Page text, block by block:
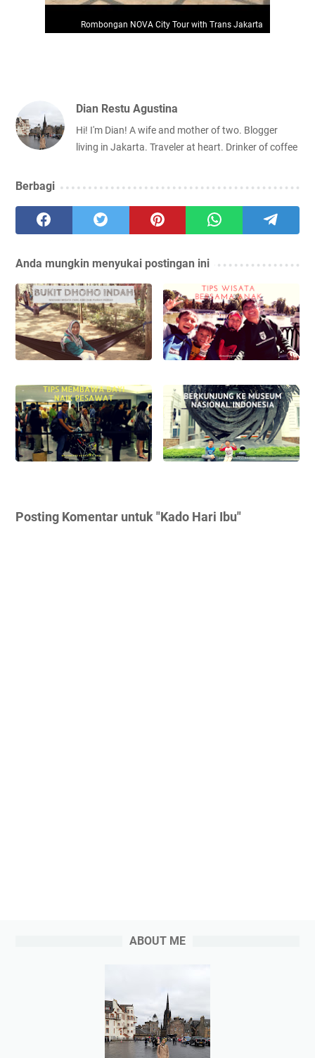
Rombongan NOVA City Tour with Trans Jakarta
Dian Restu Agustina
Hi! I'm Dian! A wife and mother of two. Blogger
living in Jakarta. Traveler at heart. Drinker of coffee
Berbagi
Anda mungkin menyukai postingan ini
Posting Komentar untuk "Kado Hari Ibu"
ABOUT ME